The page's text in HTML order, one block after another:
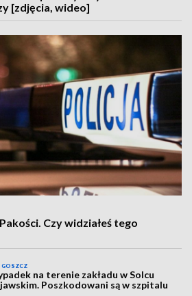
[zdjęcia, wideo]
Czy widziałeś tego
na terenie zakładu w Solcu
Poszkodowani są w szpitalu